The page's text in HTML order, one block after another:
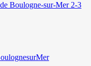
Boulogne-sur-Mer 2-3